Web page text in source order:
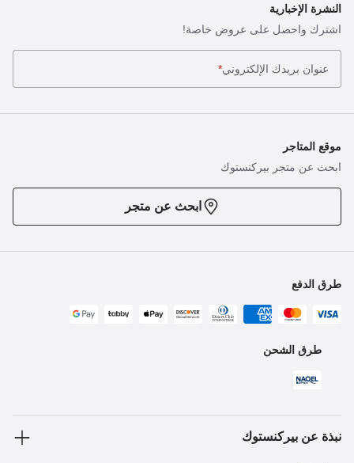
النشرة الإخبارية
اشترك واحصل على عروض خاصة!
عنوان بريدك الإلكتروني*
موقع المتاجر
ابحث عن متجر بيركنستوك
ابحث عن متجر
طرق الدفع
طرق الشحن
نبذة عن بيركنستوك